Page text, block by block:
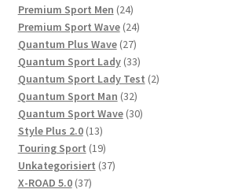
Premium Sport Men 2424
Produkte
Premium Sport Wave 2424
Produkte
Quantum Plus Wave 2727
Produkte
Quantum Sport Lady 3333
Produkte
Quantum Sport Lady Test 22
Quantum Sport Man 3232
Produkte
Quantum Sport Wave 3030
Style Plus 2.0 1313
Produkte
Touring Sport 1919
Produkte
Unkategorisiert 3737
X-ROAD 5.0 3737